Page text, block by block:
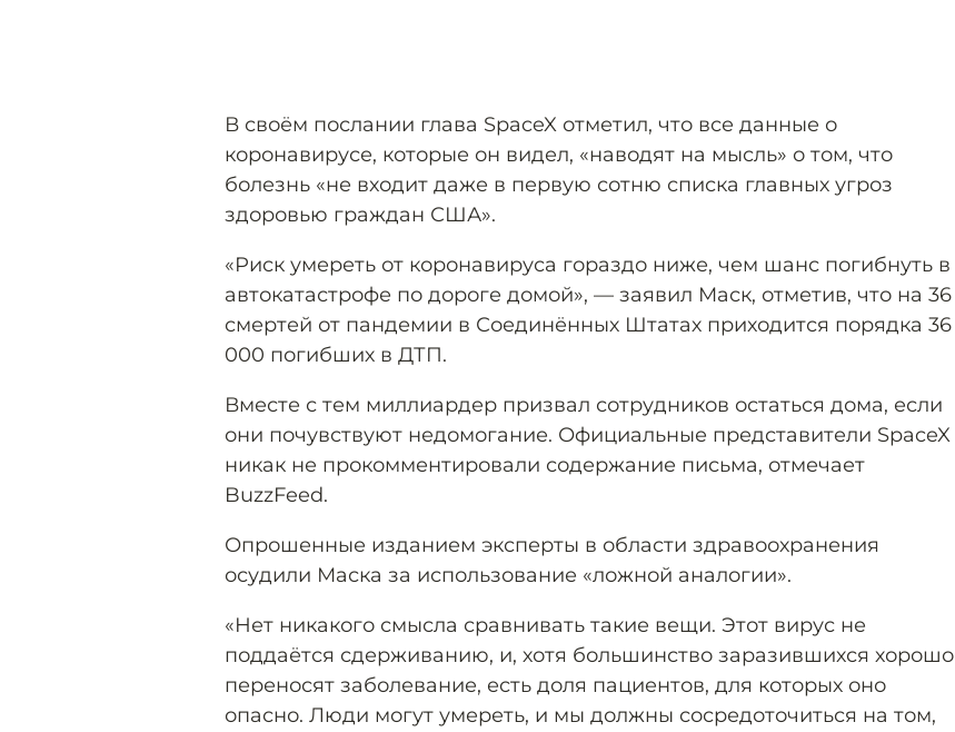
В своём послании глава SpaceX отметил, что все данные о
коронавирусе, которые он видел, «наводят на мысль» о том, что
болезнь «не входит даже в первую сотню списка главных угроз
здоровью граждан США».
«Риск умереть от коронавируса гораздо ниже, чем шанс погибнуть в
автокатастрофе по дороге домой», — заявил Маск, отметив, что на 36
смертей от пандемии в Соединённых Штатах приходится порядка 36
000 погибших в ДТП.
Вместе с тем миллиардер призвал сотрудников остаться дома, если
они почувствуют недомогание. Официальные представители SpaceX
никак не прокомментировали содержание письма, отмечает
BuzzFeed.
Опрошенные изданием эксперты в области здравоохранения
осудили Маска за использование «ложной аналогии».
«Нет никакого смысла сравнивать такие вещи. Этот вирус не
поддаётся сдерживанию, и, хотя большинство заразившихся хорошо
переносят заболевание, есть доля пациентов, для которых оно
опасно. Люди могут умереть, и мы должны сосредоточиться на том,